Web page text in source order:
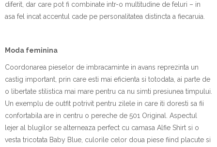
diferit, dar care pot fi combinate intr-o multitudine de feluri – in
asa fel incat accentul cade pe personalitatea distincta a fiecaruia.
Moda feminina
Coordonarea pieselor de imbracaminte in avans reprezinta un
castig important, prin care esti mai eficienta si totodata, ai parte de
o libertate stilistica mai mare pentru ca nu simti presiunea timpului.
Un exemplu de outfit potrivit pentru zilele in care iti doresti sa fii
confortabila are in centru o pereche de 501 Original. Aspectul
lejer al blugilor se alterneaza perfect cu camasa Alfie Shirt si o
vesta tricotata Baby Blue, culorile celor doua piese fiind placute si